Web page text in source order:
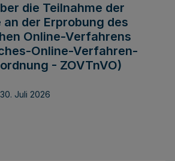
die Teilnahme der
der Erprobung des
Online-Verfahrens
Online-Verfahren-
- ZOVTnVO)
Juli 2026